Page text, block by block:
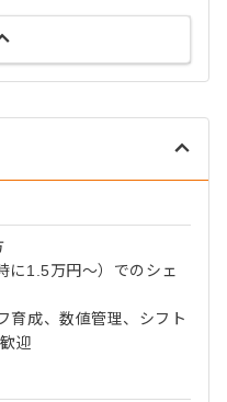
に1.5万円〜）でのシェ
育成、数値管理、シフト
迎